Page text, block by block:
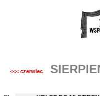
<<< czerwiec